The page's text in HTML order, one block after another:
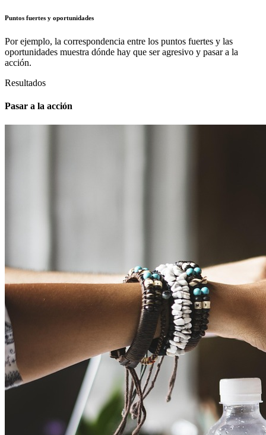
Puntos fuertes y oportunidades
Por ejemplo, la correspondencia entre los puntos fuertes y las
oportunidades muestra dónde hay que ser agresivo y pasar a la
acción.
Resultados
Pasar a la acción